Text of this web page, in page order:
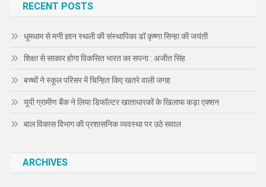
RECENT POSTS
धूमधाम से मनी ज्ञान स्थली की संस्थापिका डॉ कृष्णा सिन्हा की जयंती
शिक्षा से साकार होगा विकसित भारत का सपना : अजीत सिंह
बच्चों ने स्कूल परिसर में चिन्हित किए खतरे वाली जगह
यूपी ग्रामीण बैंक ने लिया डिफॉल्टर खाताधारकों के खिलाफ कड़ा एक्शन
बाल विकास विभाग की प्रशासनिक व्यवस्था पर उठे सवाल
ARCHIVES